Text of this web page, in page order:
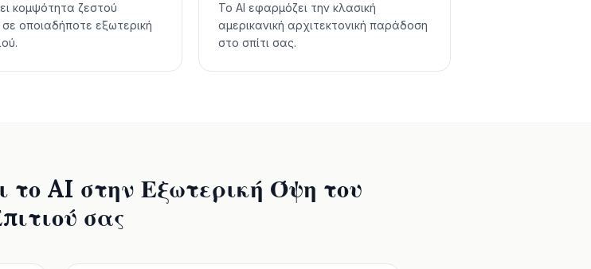
κομψότητα ζεστού
σε οποιαδήποτε εξωτερική
Το AI εφαρμόζει την κλασική
αμερικανική αρχιτεκτονική παράδοση
στο σπίτι σας.
το AI στην Εξωτερική Όψη του
σας